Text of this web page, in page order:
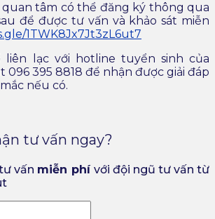
tâm có thể đăng ký thông qua
để được tư vấn và khảo sát miễn
1TWK8Jx7Jt3zL6ut7
liên lạc với hotline tuyển sinh của
096 395 8818 để nhận được giải đáp
nếu có.
tư vấn ngay?
vấn miễn phí với đội ngũ tư vấn từ